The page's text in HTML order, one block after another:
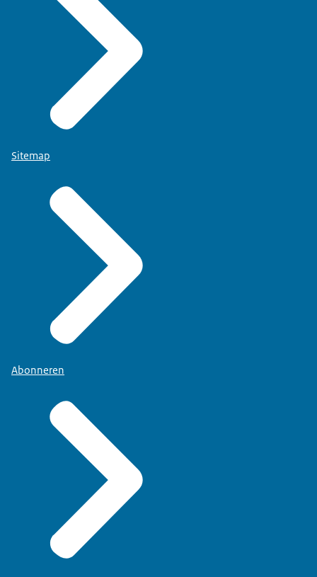
Sitemap
Abonneren